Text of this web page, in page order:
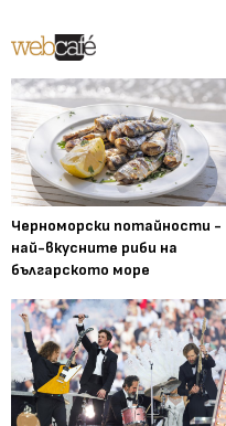
Черноморски потайности -
най-вкусните риби на
българското море